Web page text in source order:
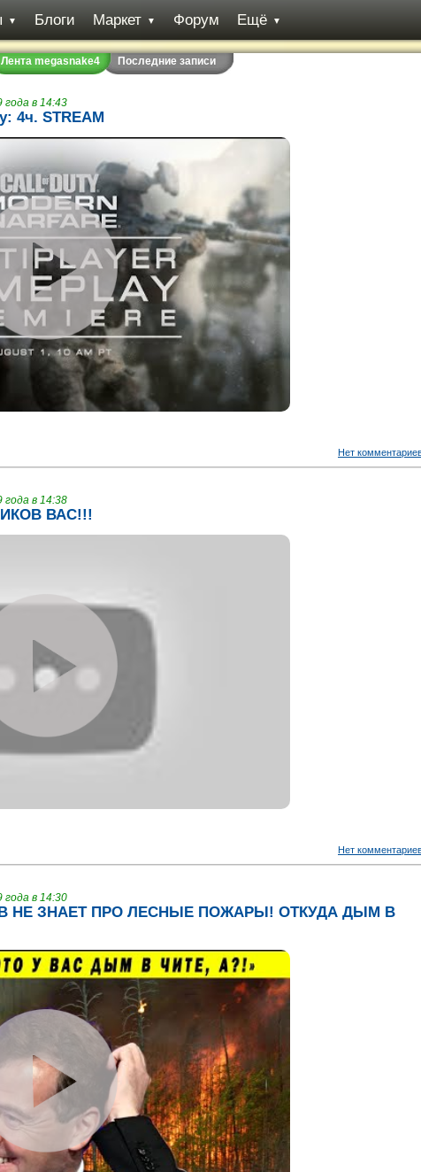
▼ Блоги Маркет ▼ Форум Ещё ▼
Лента megasnake4 Последние записи
года в 14:43
4ч. STREAM
Нет
года в 14:38
ВАС!!!
Нет
года в 14:30
НЕ ЗНАЕТ ПРО ЛЕСНЫЕ ПОЖАРЫ! ОТКУДА ДЫМ В